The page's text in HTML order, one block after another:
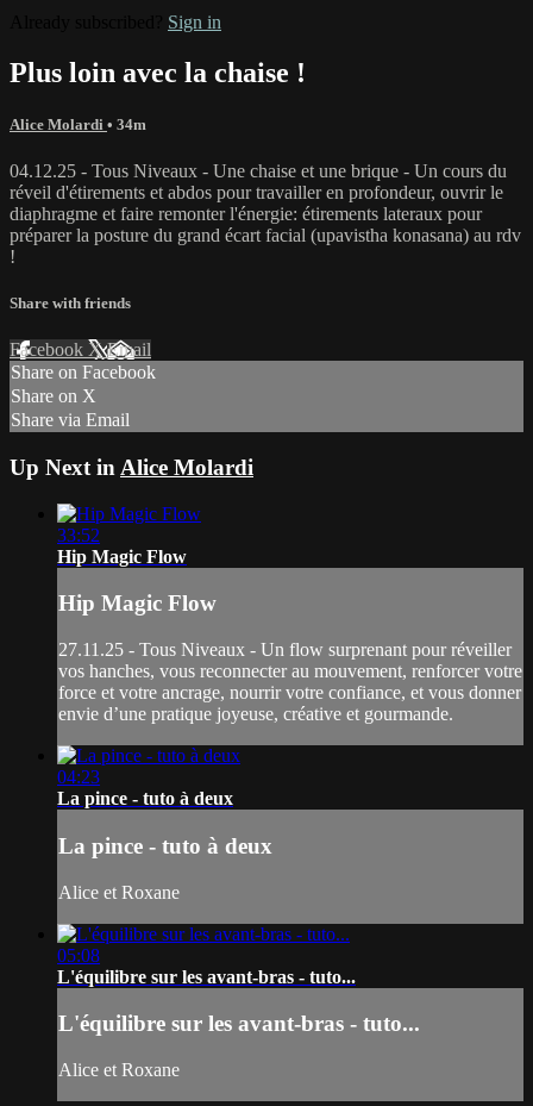
Sign in
Plus loin avec la chaise !
Alice Molardi • 34m
04.12.25 - Tous Niveaux - Une chaise et une brique - Un cours du
réveil d'étirements et abdos pour travailler en profondeur, ouvrir le
diaphragme et faire remonter l'énergie: étirements lateraux pour
préparer la posture du grand écart facial (upavistha konasana) au rdv
!
Share with friends
Facebook XEmail
Share on Facebook
Share on X
Share via Email
Up Next in Alice Molardi
33:52
Hip Magic Flow
Hip Magic Flow
27.11.25 - Tous Niveaux - Un flow surprenant pour réveiller
vos hanches, vous reconnecter au mouvement, renforcer votre
force et votre ancrage, nourrir votre confiance, et vous donner
envie d’une pratique joyeuse, créative et gourmande.
04:23
La pince - tuto à deux
La pince - tuto à deux
Alice et Roxane
05:08
L'équilibre sur les avant-bras - tuto...
L'équilibre sur les avant-bras - tuto...
Alice et Roxane